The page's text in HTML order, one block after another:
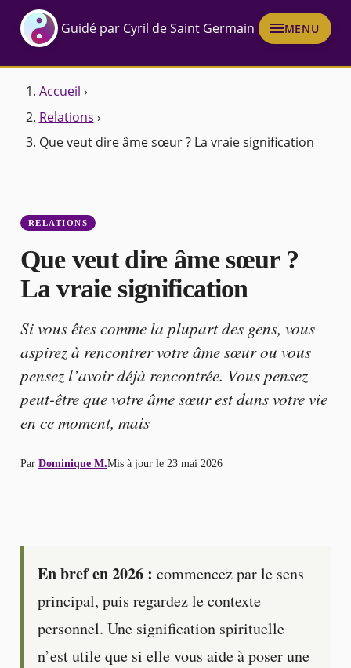
Guidé par Cyril de Saint Germain MENU
Accueil ›
Relations ›
Que veut dire âme sœur ? La vraie signification
RELATIONS
Que veut dire âme sœur ?
La vraie signification
Si vous êtes comme la plupart des gens, vous
aspirez à rencontrer votre âme sœur ou vous
pensez l’avoir déjà rencontrée. Vous pensez
peut-être que votre âme sœur est dans votre vie
en ce moment, mais
Par Dominique M.Mis à jour le 23 mai 2026
En bref en 2026 : commencez par le sens
principal, puis regardez le contexte
personnel. Une signification spirituelle
n’est utile que si elle vous aide à poser une